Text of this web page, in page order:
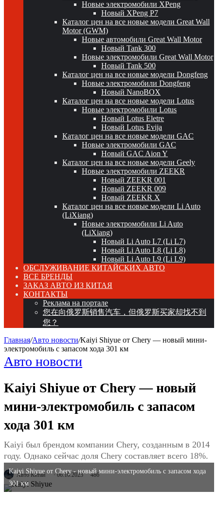
Новые электромобили XPeng
Новый XPeng P7
Каталог цен на все новые модели Great Wall
Motor (GWM)
Новые автомобили Great Wall Motor
Новый Tank 300
Новые электромобили Great Wall Motor
Новый Tank 500
Каталог цен на все новые модели Dongfeng
Новые электромобили Dongfeng
Новый NanoBOX
Каталог цен на все новые модели Lotus
Новые электромобили Lotus
Новый Lotus Eletre
Новый Lotus Evija
Каталог цен на все новые модели GAC
Новые электромобили GAC
Новый GAC Aion Y
Каталог цен на все новые модели Geely
Новые электромобили ZEEKR
Новый ZEEKR 001
Новый ZEEKR 009
Новый ZEEKR X
Каталог цен на все новые модели Li Auto
(LiXiang)
Новые электромобили Li Auto
(LiXiang)
Новый Li Auto L7 (Li L7)
Новый Li Auto L8 (Li L8)
Новый Li Auto L9 (Li L9)
ОБСЛУЖИВАНИЕ КИТАЙСКИХ АВТО
ВСЕ БРЕНДЫ
ЗАКАЗ АВТО ИЗ КИТАЯ
КОНТАКТЫ
Реклама на портале
您在向俄罗斯销售汽车，但俄罗斯买家却找不到
您？
Главная/Авто новости/Kaiyi Shiyue от Chery — новый мини-
электромобиль с запасом хода 301 км
Авто новости
Kaiyi Shiyue от Chery — новый
мини-электромобиль с запасом
хода 301 км
Kaiyi был брендом компании Chery, созданным в 2014
году. Однако сейчас доля Chery составляет всего 18%.
Авто Китай 06.10.2023 486
Kaiyi Shiyue от Chery - новый мини-электромобиль с запасом хода
301 км